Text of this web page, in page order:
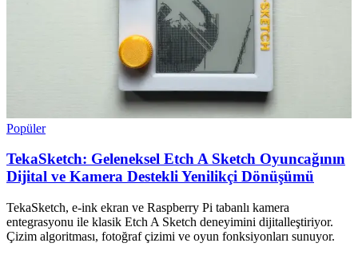
Popüler
TekaSketch: Geleneksel Etch A Sketch Oyuncağının
Dijital ve Kamera Destekli Yenilikçi Dönüşümü
TekaSketch, e-ink ekran ve Raspberry Pi tabanlı kamera
entegrasyonu ile klasik Etch A Sketch deneyimini dijitalleştiriyor.
Çizim algoritması, fotoğraf çizimi ve oyun fonksiyonları sunuyor.